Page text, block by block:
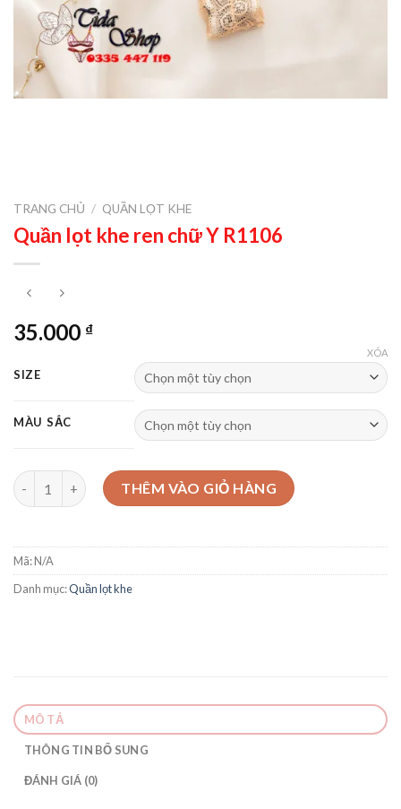
TRANG CHỦ / QUẦN LỌT KHE
Quần lọt khe ren chữ Y R1106
35.000 ₫
SIZE
MÀU SẮC
XÓA
Quần lọt khe ren chữ Y R1106 số lượng
THÊM VÀO GIỎ HÀNG
Mã:N/A
Danh mục:Quần lọt khe
MÔ TẢ
THÔNG TIN BỔ SUNG
ĐÁNH GIÁ (0)